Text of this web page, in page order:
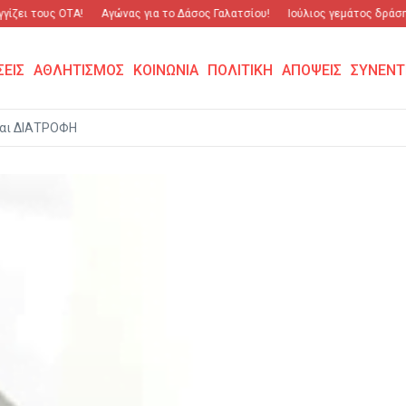
τους ΟΤΑ! Αγώνας για το Δάσος Γαλατσίου! Ιούλιος γεμάτος δράση
ΑΘΛΗΤΙΣΜΟΣ ΚΟΙΝΩΝΙΑ ΠΟΛΙΤΙΚΗ ΑΠΟΨΕΙΣ
ΔΙΑΤΡΟΦΗ